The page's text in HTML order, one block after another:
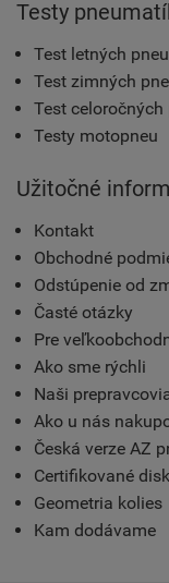
Testy
Test letných pneu
Test zimných
Test celoročných
Testy motopneu
Užitočné
Kontakt
Obchodné
Odstúpenie od
Časté otázky
Pre
Ako sme rýchli
Naši
Ako u nás
Česká verze AZ
Certifikované
Geometria kolies
Kam dodávame